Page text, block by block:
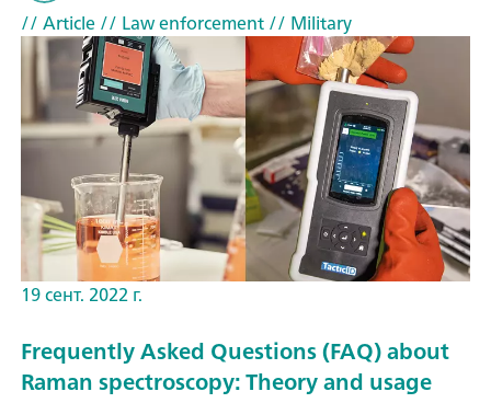
// Article// Law enforcement// Military
19 сент. 2022 г.
Frequently Asked Questions (FAQ) about
Raman spectroscopy: Theory and usage